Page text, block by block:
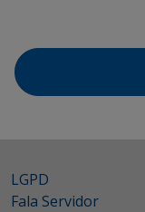
LGPD
Fala Servidor